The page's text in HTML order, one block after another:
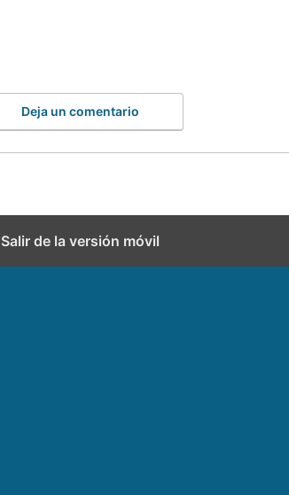
Deja un comentario
Salir de la versión móvil